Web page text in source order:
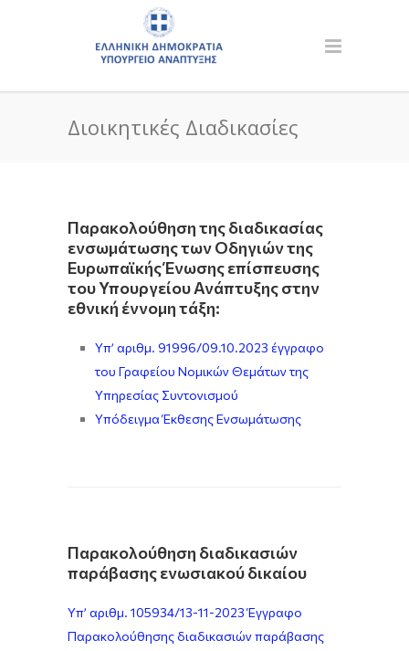
Διοικητικές Διαδικασίες
Παρακολούθηση της διαδικασίας
ενσωμάτωσης των Οδηγιών της
Ευρωπαϊκής Ένωσης επίσπευσης
του Υπουργείου Ανάπτυξης στην
εθνική έννομη τάξη:
Υπ’ αριθμ. 91996/09.10.2023 έγγραφο
του Γραφείου Νομικών Θεμάτων της
Υπηρεσίας Συντονισμού
Υπόδειγμα Έκθεσης Ενσωμάτωσης
Παρακολούθηση διαδικασιών
παράβασης ενωσιακού δικαίου
Υπ’ αριθμ. 105934/13-11-2023 Έγγραφο
Παρακολούθησης διαδικασιών παράβασης